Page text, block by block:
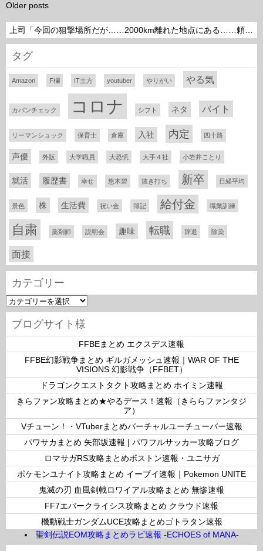
Older posts
タグ
Amazon F欄 IT土方 youtuber やりがい やる気
カバンチェック コロナ シフト ネタ バイト
リーマンショック 保育士 倉庫 入社 内定 四十路
声優 外販 大学職員 大恐慌 大手４社 小岩井ことり
就活 履歴書 幸せ 悠木碧 抜き打ち 新卒 日経平均
景色 株 生活費 祝い金 簿記 給付金 職業訓練
自粛 薬剤師 説明会 趣味 転職 辞退 除染
面接
カテゴリー
カ
テ
ー
ブログサイト様
FFBEまとめ エクスデス速報
FFBE幻影戦争まとめ ギルガメッシュ速報｜WAR OF THE
VISIONS 幻影戦争（FFBET）
ドラゴンクエストタクト攻略まとめ ホイミン速報
きらファン攻略まとめ★やるデース！速報（きららファンタジ
ア）
Vチューン！・VTuberまとめバーチャルユーチューバー速報
パワサカまとめ 矢部坂速報 | パワフルサッカー攻略ブログ
ロマサガRS攻略まとめボストン速報・ユニサガ
ポケモンユナイト攻略まとめ イーブイ速報｜Pokemon UNITE
鬼滅の刃 血風剣戟ロワイアル攻略まとめ 無惨速報
FF7エバークライシス攻略まとめ クラウド速報
機動戦士ガンダムUCE攻略まとめゴトラタン速報
聖剣伝説EOM攻略まとめラビ速報 -ECHOES of MANA-